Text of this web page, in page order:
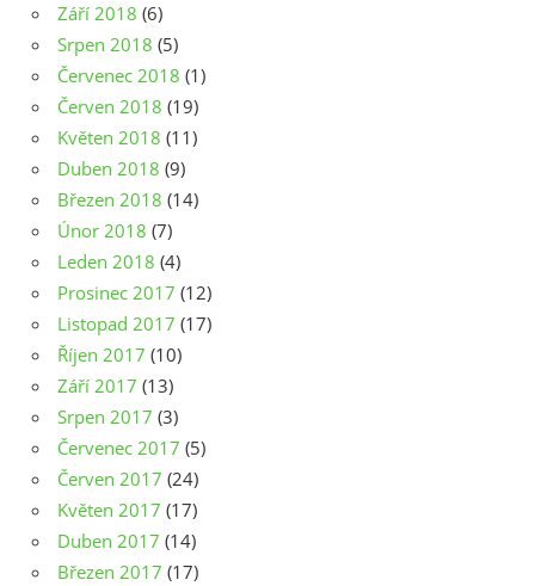
Září 2018 (6)
Srpen 2018 (5)
Červenec 2018 (1)
Červen 2018 (19)
Květen 2018 (11)
Duben 2018 (9)
Březen 2018 (14)
Únor 2018 (7)
Leden 2018 (4)
Prosinec 2017 (12)
Listopad 2017 (17)
Říjen 2017 (10)
Září 2017 (13)
Srpen 2017 (3)
Červenec 2017 (5)
Červen 2017 (24)
Květen 2017 (17)
Duben 2017 (14)
Březen 2017 (17)